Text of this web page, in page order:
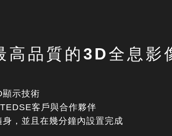
高品質的3D全息影
顯示技術
客戶與合作夥伴
，並且在幾分鐘內設置完成